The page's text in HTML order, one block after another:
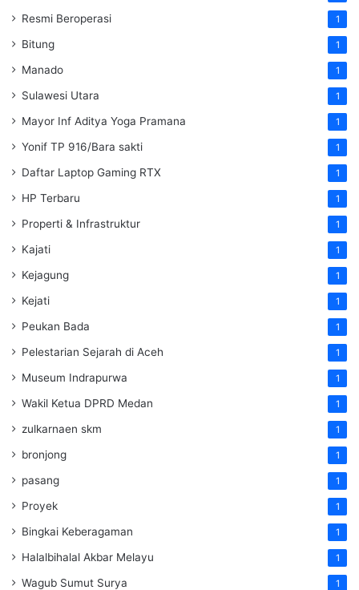
Resmi Beroperasi 1
Bitung 1
Manado 1
Sulawesi Utara 1
Mayor Inf Aditya Yoga Pramana 1
Yonif TP 916/Bara sakti 1
Daftar Laptop Gaming RTX 1
HP Terbaru 1
Properti & Infrastruktur 1
Kajati 1
Kejagung 1
Kejati 1
Peukan Bada 1
Pelestarian Sejarah di Aceh 1
Museum Indrapurwa 1
Wakil Ketua DPRD Medan 1
zulkarnaen skm 1
bronjong 1
pasang 1
Proyek 1
Bingkai Keberagaman 1
Halalbihalal Akbar Melayu 1
Wagub Sumut Surya 1